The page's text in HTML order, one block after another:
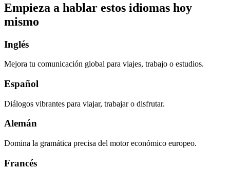
Empieza a hablar estos idiomas hoy
mismo
Inglés
Mejora tu comunicación global para viajes, trabajo o estudios.
Español
Diálogos vibrantes para viajar, trabajar o disfrutar.
Alemán
Domina la gramática precisa del motor económico europeo.
Francés